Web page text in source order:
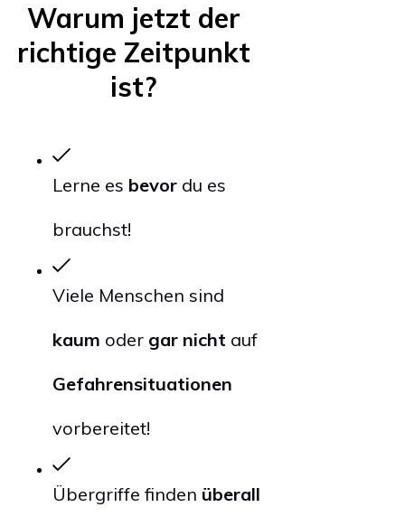
Warum jetzt der
richtige Zeitpunkt
ist?
Lerne es bevor du es
brauchst!
Viele Menschen sind
kaum oder gar nicht auf
Gefahrensituationen
vorbereitet!
Übergriffe finden überall